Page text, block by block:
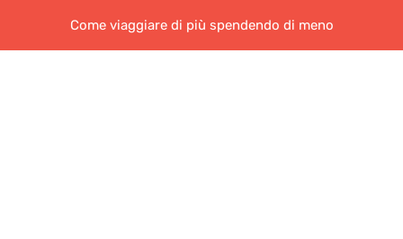
Come viaggiare di più spendendo di meno